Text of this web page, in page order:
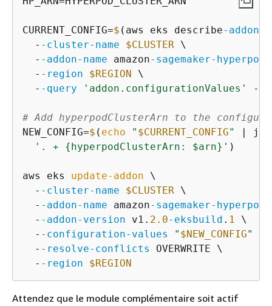
CURRENT_CONFIG=$ (aws eks describe-addon
  -
-cluster-name $CLUSTER \
  -
-addon-name amazon-sagemaker-hyperpod
  -
-region $REGION \
  -
-query 'addon.configurationValues' -
# Add hyperpodClusterArn to the
NEW_CONFIG=$ ( echo " $CURRENT_CONFIG"
| jq
'. + {hyperpodClusterArn: $arn}' )
aws eks update-addon \
  -
-cluster-name $CLUSTER \
  -
-addon-name amazon-sagemaker-hyperpod
  -
-addon-version v1. 2.0-eksbuild . 1 \
  -
-configuration-values " $NEW_CONFIG"
  -
-resolve-conflicts
OVERWRITE \
  -
-region $REGION
Attendez que le module complémentaire soit actif